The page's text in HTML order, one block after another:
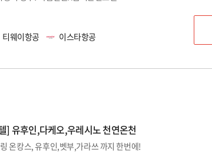
티웨이항공 이스타항공
] 유후인,다케오,우레시노 천연온천
온캉스, 유후인,벳부,가라쓰 까지 한번에!